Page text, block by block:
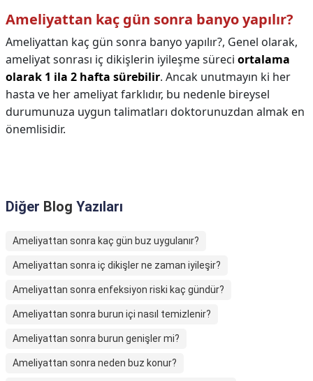
Ameliyattan kaç gün sonra banyo yapılır?
Ameliyattan kaç gün sonra banyo yapılır?, Genel olarak,
ameliyat sonrası iç dikişlerin iyileşme süreci ortalama
olarak 1 ila 2 hafta sürebilir. Ancak unutmayın ki her
hasta ve her ameliyat farklıdır, bu nedenle bireysel
durumunuza uygun talimatları doktorunuzdan almak en
önemlisidir.
Diğer Blog Yazıları
Ameliyattan sonra kaç gün buz uygulanır?
Ameliyattan sonra iç dikişler ne zaman iyileşir?
Ameliyattan sonra enfeksiyon riski kaç gündür?
Ameliyattan sonra burun içi nasıl temizlenir?
Ameliyattan sonra burun genişler mi?
Ameliyattan sonra neden buz konur?